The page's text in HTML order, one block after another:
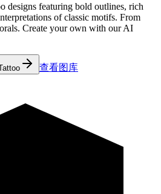
designs featuring bold outlines, rich
of classic motifs. From
Create your own with our AI
查看图库